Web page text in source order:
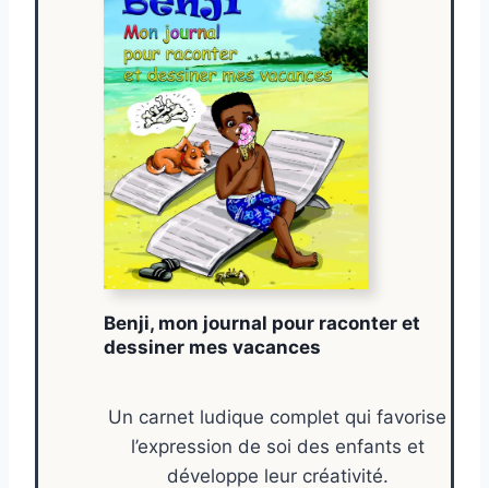
Benji, mon journal pour raconter et
dessiner mes vacances
Un carnet ludique complet qui favorise
l’expression de soi des enfants et
développe leur créativité.